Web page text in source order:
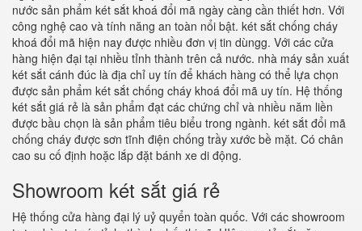
nước sản phẩm két sắt khoá đổi mã ngày càng cần thiết hơn. Với
công nghệ cao và tính năng an toàn nổi bật. két sắt chống cháy
khoá đổi mã hiện nay được nhiều đơn vị tin dùngg. Với các cửa
hàng hiện đại tại nhiều tỉnh thành trên cả nước. nhà máy sản xuất
két sắt cánh đúc là địa chỉ uy tín để khách hàng có thể lựa chọn
được sản phẩm két sắt chống cháy khoá đổi mã uy tín. Hệ thống
két sắt giá rẻ là sản phẩm đạt các chứng chỉ và nhiều năm liền
được bầu chọn là sản phẩm tiêu biểu trong ngành. két sắt đổi mã
chống cháy được sơn tĩnh điện chống trầy xước bề mặt. Có chân
cao su cố định hoặc lắp đặt bánh xe di động.
Showroom két sắt giá rẻ
Hệ thống cửa hàng đại lý uỷ quyển toàn quốc. Với các showroom